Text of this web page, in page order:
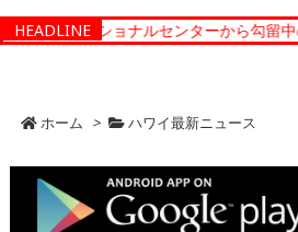
HEADLINE
ーコレクショナルセンターから勾留中
ホーム > ハワイ最新ニュース